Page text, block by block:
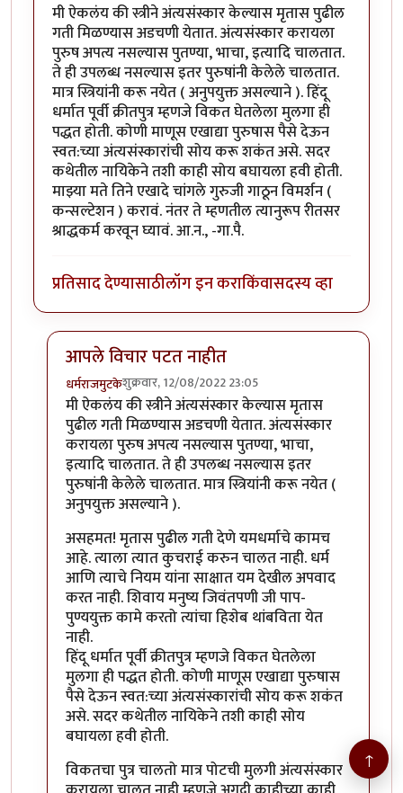
मी ऐकलंय की स्त्रीने अंत्यसंस्कार केल्यास मृतास पुढील
गती मिळण्यास अडचणी येतात. अंत्यसंस्कार करायला
पुरुष अपत्य नसल्यास पुतण्या, भाचा, इत्यादि चालतात.
ते ही उपलब्ध नसल्यास इतर पुरुषांनी केलेले चालतात.
मात्र स्त्रियांनी करू नयेत ( अनुपयुक्त असल्याने ). हिंदू
धर्मात पूर्वी क्रीतपुत्र म्हणजे विकत घेतलेला मुलगा ही
पद्धत होती. कोणी माणूस एखाद्या पुरुषास पैसे देऊन
स्वत:च्या अंत्यसंस्कारांची सोय करू शकंत असे. सदर
कथेतील नायिकेने तशी काही सोय बघायला हवी होती.
माझ्या मते तिने एखादे चांगले गुरुजी गाठून विमर्शन (
कन्सल्टेशन ) करावं. नंतर ते म्हणतील त्यानुरूप रीतसर
श्राद्धकर्म करवून घ्यावं. आ.न., -गा.पै.
प्रतिसाद देण्यासाठीलॉग इन कराकिंवासदस्य व्हा
आपले विचार पटत नाहीत
धर्मराजमुटकेशुक्रवार, 12/08/2022 23:05
In reply toक्रीतपुत्र, श्राद्ध वगैरेbyगामा पैलवान
मी ऐकलंय की स्त्रीने अंत्यसंस्कार केल्यास मृतास
पुढील गती मिळण्यास अडचणी येतात. अंत्यसंस्कार
करायला पुरुष अपत्य नसल्यास पुतण्या, भाचा,
इत्यादि चालतात. ते ही उपलब्ध नसल्यास इतर
पुरुषांनी केलेले चालतात. मात्र स्त्रियांनी करू नयेत (
अनुपयुक्त असल्याने ).
असहमत! मृतास पुढील गती देणे यमधर्माचे कामच
आहे. त्याला त्यात कुचराई करुन चालत नाही. धर्म
आणि त्याचे नियम यांना साक्षात यम देखील अपवाद
करत नाही. शिवाय मनुष्य जिवंतपणी जी पाप-
पुण्ययुक्त कामे करतो त्यांचा हिशेब थांबविता येत
नाही.
हिंदू धर्मात पूर्वी क्रीतपुत्र म्हणजे विकत घेतलेला
मुलगा ही पद्धत होती. कोणी माणूस एखाद्या पुरुषास
पैसे देऊन स्वत:च्या अंत्यसंस्कारांची सोय करू शकंत
असे. सदर कथेतील नायिकेने तशी काही सोय
बघायला हवी होती.
विकतचा पुत्र चालतो मात्र पोटची मुलगी अंत्यसंस्कार
↑